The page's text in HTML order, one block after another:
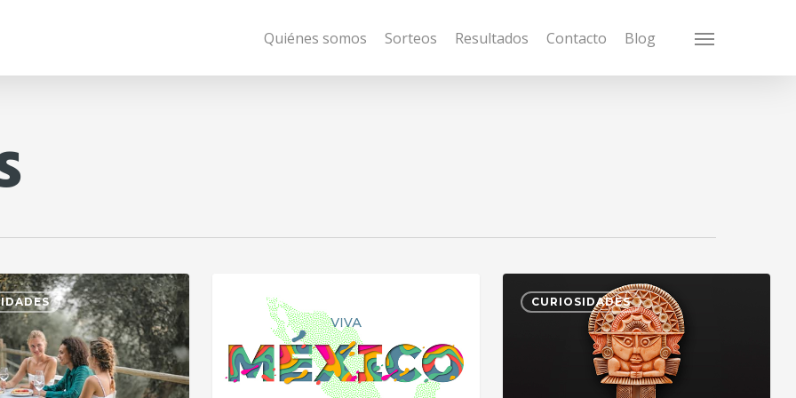
Quiénes somos Sorteos Resultados Contacto Blog Menu
SIN CATEGORÍA CURIOSIDADES